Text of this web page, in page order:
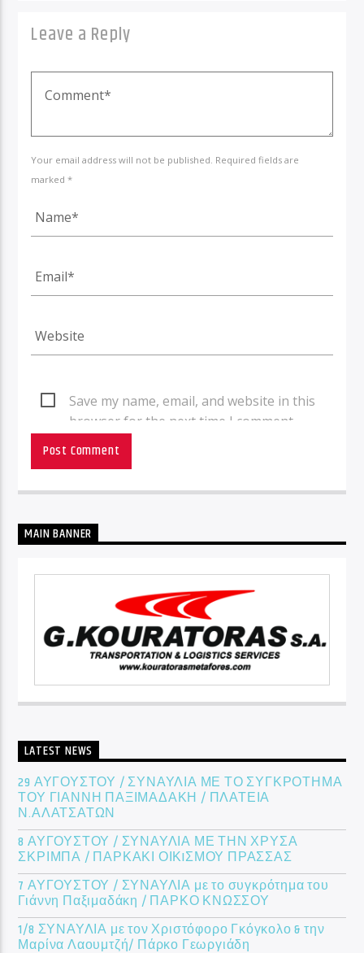
Leave a Reply
Your email address will not be published. Required fields are
marked *
Save my name, email, and website in this
browser for the next time I comment.
MAIN BANNER
LATEST NEWS
29 ΑΥΓΟΥΣΤΟΥ / ΣΥΝΑΥΛΙΑ ΜΕ ΤΟ ΣΥΓΚΡΟΤΗΜΑ
ΤΟΥ ΓΙΑΝΝΗ ΠΑΞΙΜΑΔΑΚΗ / ΠΛΑΤΕΙΑ
Ν.ΑΛΑΤΣΑΤΩΝ
8 ΑΥΓΟΥΣΤΟΥ / ΣΥΝΑΥΛΙΑ ΜΕ ΤΗΝ ΧΡΥΣΑ
ΣΚΡΙΜΠΑ / ΠΑΡΚΑΚΙ ΟΙΚIΣΜΟΥ ΠΡΑΣΣΑΣ
7 ΑΥΓΟΥΣΤΟΥ / ΣΥΝΑΥΛΙΑ με το συγκρότημα του
Γιάννη Παξιμαδάκη / ΠΑΡΚΟ ΚΝΩΣΣΟΥ
1/8 ΣΥΝΑΥΛΙΑ με τον Χριστόφορο Γκόγκολο & την
Μαρίνα Λαουμτζή/ Πάρκο Γεωργιάδη